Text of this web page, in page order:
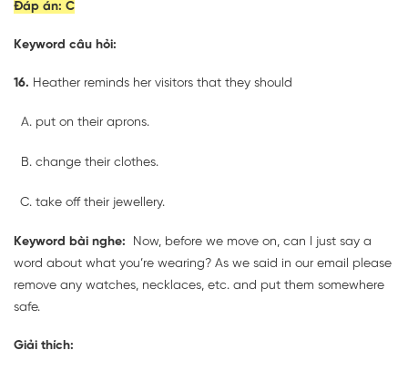
Đáp án: C
Keyword câu hỏi:
16. Heather reminds her visitors that they should
put on their aprons.
change their clothes.
take off their jewellery.
Keyword bài nghe:
Now, before we move on, can I just say a
word about what you’re wearing? As we said in our email please
remove any watches, necklaces, etc. and put them somewhere
safe.
Giải thích: